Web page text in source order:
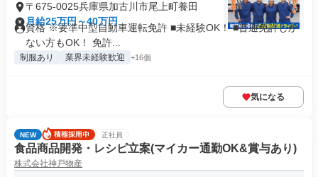
〒675-0025兵庫県加古川市尾上町養田
月給25万円～40万円
資格 ※要準中型自動車運転免許 ■未経験OK！ ■普通免許しか
ない方もOK！ 免許...
制服あり 業界未経験歓迎 +16個
気になる
NEW 正社員
食品商品開発・レシピ立案(マイカー通勤OK&賞与あり)
株式会社神戸物産